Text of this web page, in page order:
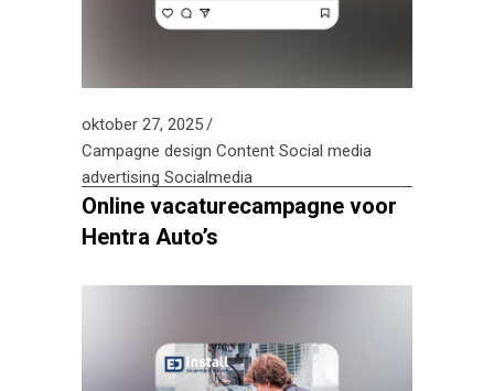
oktober 27, 2025
Campagne design Content Social media
advertising Socialmedia
Online vacaturecampagne voor
Hentra Auto’s